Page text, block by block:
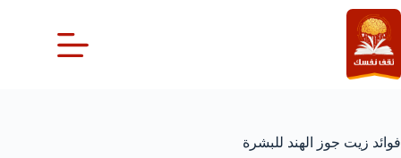
التجاوز
إلى
المحتوى
فوائد زيت جوز الهند للبشرة